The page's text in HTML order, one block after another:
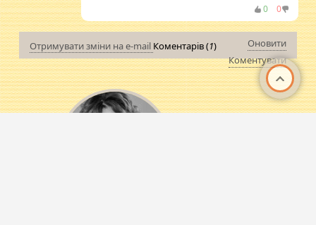
0
0
Отримувати зміни на e-mail Коментарів (1)
Оновити
Коментувати